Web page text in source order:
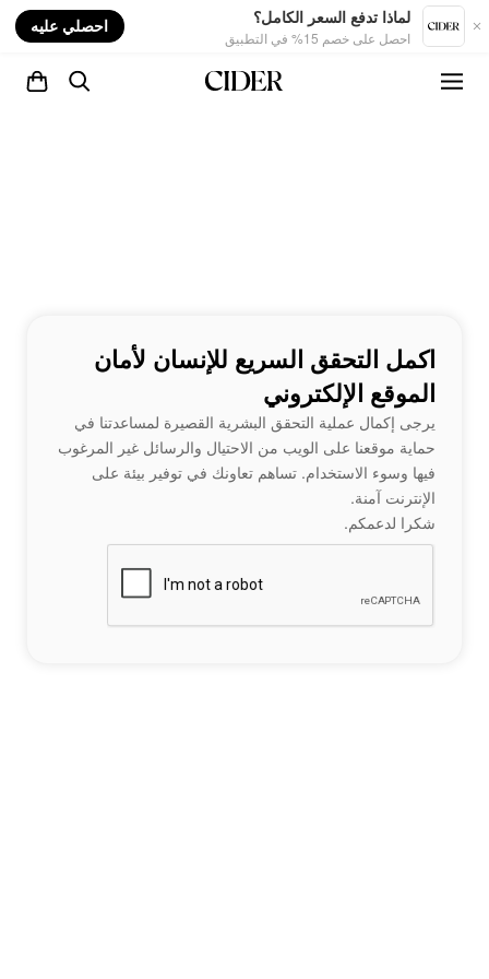
لماذا تدفع السعر الكامل؟
احصل على خصم 15% في التطبيق
احصلي عليه
اكمل التحقق السريع للإنسان لأمان
الموقع الإلكتروني
يرجى إكمال عملية التحقق البشرية القصيرة لمساعدتنا في
حماية موقعنا على الويب من الاحتيال والرسائل غير المرغوب
فيها وسوء الاستخدام. تساهم تعاونك في توفير بيئة على
الإنترنت آمنة.
شكرا لدعمكم.